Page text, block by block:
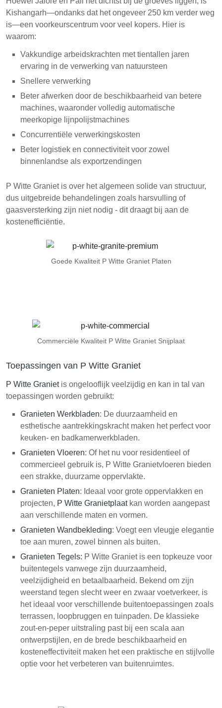
Kishangarh—ondanks dat het ongeveer 250 km verder weg
is—een voorkeurscentrum voor veel kopers. Hier is
waarom:
Vakkundige arbeidskrachten met tientallen jaren
ervaring in de verwerking van natuursteen
Snellere verwerking
Beter afwerken door de beschikbaarheid van betere
machines, waaronder volledig automatische
meerkopige lijnpolijstmachines
Concurrentiële verwerkingskosten
Beter logistiek en connectiviteit voor zowel
binnenlandse als exportzendingen
P Witte Graniet is over het algemeen solide van structuur,
dus uitgebreide behandelingen zoals harsvulling of
gaasversterking zijn niet nodig - dit draagt bij aan de
kostenefficiëntie.
Goede Kwaliteit P Witte Graniet Platen
Commerciële Kwaliteit P Witte Graniet Snijplaat
Toepassingen van P Witte Graniet
P Witte Granietis ongelooflijk veelzijdig en kan in tal van
toepassingen worden gebruikt:
Granieten Werkbladen: De duurzaamheid en
esthetische aantrekkingskracht maken het perfect voor
keuken- en badkamerwerkbladen.
Granieten Vloeren: Of het nu voor residentieel of
commercieel gebruik is, P Witte Granietvloeren bieden
een strakke, duurzame oppervlakte.
Granieten Platen: Ideaal voor grote oppervlakken en
projecten, P Witte Granietplaat kan worden aangepast
aan verschillende maten en vormen.
Granieten Wandbekleding: Voegt een vleugje elegantie
toe aan muren, zowel binnen als buiten.
Granieten Tegels: P Witte Graniet is een topkeuze voor
buitentegels vanwege zijn duurzaamheid,
veelzijdigheid en betaalbaarheid. Bekend om zijn
weerstand tegen slecht weer en zwaar voetverkeer, is
het ideaal voor verschillende buitentoepassingen zoals
terrassen, loopbruggen en tuinpaden. De klassieke
zout-en-peper uitstraling past bij een scala aan
ontwerpstijlen, en de brede beschikbaarheid en
kosteneffectiviteit maken het een praktische en stijlvolle
optie voor het verbeteren van buitenruimtes.